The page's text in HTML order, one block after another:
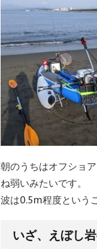
朝のうちはオフショ
ね弱いみたいです。
波は0.5m程度という
いざ、えぼし